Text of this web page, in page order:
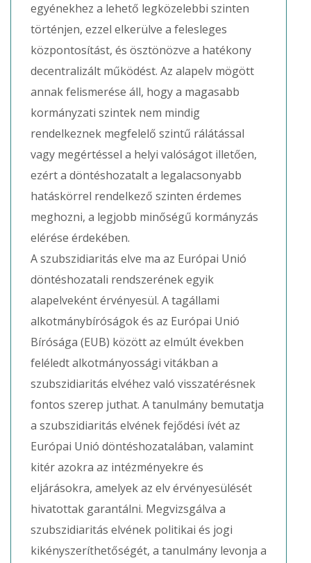
egyénekhez a lehető legközelebbi szinten
történjen, ezzel elkerülve a felesleges
központosítást, és ösztönözve a hatékony
decentralizált működést. Az alapelv mögött
annak felismerése áll, hogy a magasabb
kormányzati szintek nem mindig
rendelkeznek megfelelő szintű rálátással
vagy megértéssel a helyi valóságot illetően,
ezért a döntéshozatalt a legalacsonyabb
hatáskörrel rendelkező szinten érdemes
meghozni, a legjobb minőségű kormányzás
elérése érdekében.
A szubszidiaritás elve ma az Európai Unió
döntéshozatali rendszerének egyik
alapelveként érvényesül. A tagállami
alkotmánybíróságok és az Európai Unió
Bírósága (EUB) között az elmúlt években
feléledt alkotmányossági vitákban a
szubszidiaritás elvéhez való visszatérésnek
fontos szerep juthat. A tanulmány bemutatja
a szubszidiaritás elvének fejődési ívét az
Európai Unió döntéshozatalában, valamint
kitér azokra az intézményekre és
eljárásokra, amelyek az elv érvényesülését
hivatottak garantálni. Megvizsgálva a
szubszidiaritás elvének politikai és jogi
kikényszeríthetőségét, a tanulmány levonja a